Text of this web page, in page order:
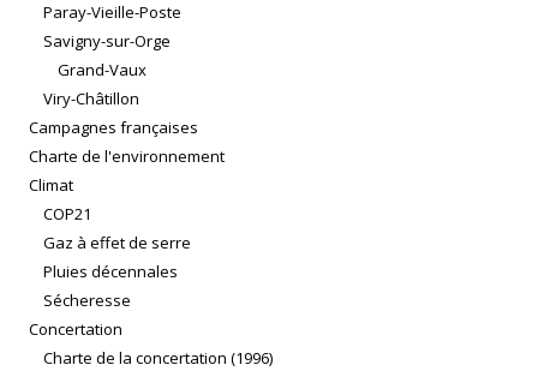
Paray-Vieille-Poste
Savigny-sur-Orge
Grand-Vaux
Viry-Châtillon
Campagnes françaises
Charte de l'environnement
Climat
COP21
Gaz à effet de serre
Pluies décennales
Sécheresse
Concertation
Charte de la concertation (1996)